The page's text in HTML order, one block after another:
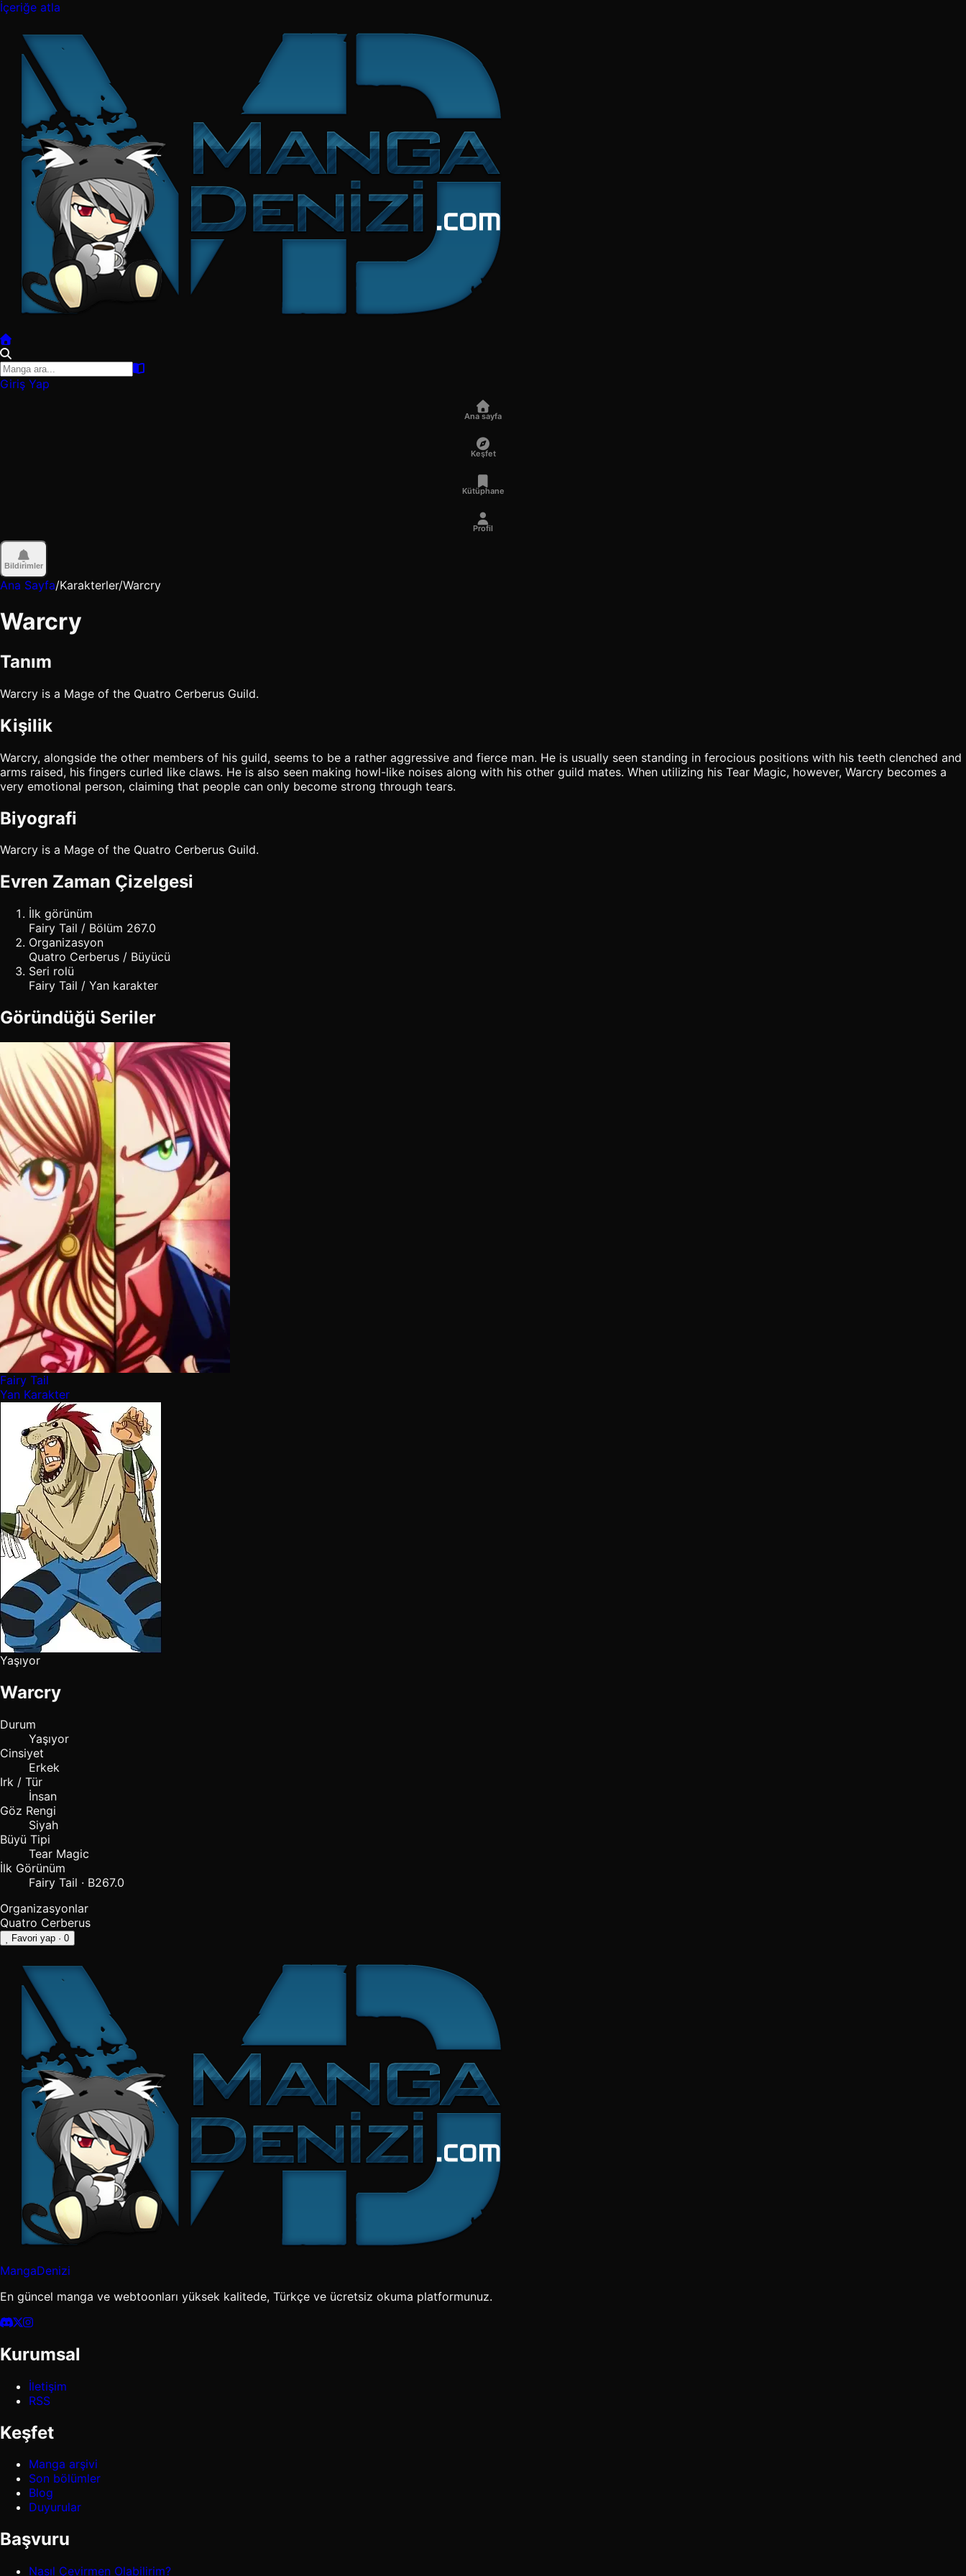
İçeriğe atla
Giriş Yap
Ana sayfa
Keşfet
Kütüphane
Profil
Bildirimler
Ana Sayfa/Karakterler/Warcry
Warcry
Tanım
Warcry is a Mage of the Quatro Cerberus Guild.
Kişilik
Warcry, alongside the other members of his guild, seems to be a rather aggressive and fierce man. He is usually seen standing in ferocious positions with his teeth clenched and
arms raised, his fingers curled like claws. He is also seen making howl-like noises along with his other guild mates. When utilizing his Tear Magic, however, Warcry becomes a
very emotional person, claiming that people can only become strong through tears.
Biyografi
Warcry is a Mage of the Quatro Cerberus Guild.
Evren Zaman Çizelgesi
İlk görünüm
Fairy Tail / Bölüm 267.0
Organizasyon
Quatro Cerberus / Büyücü
Seri rolü
Fairy Tail / Yan karakter
Göründüğü Seriler
Fairy Tail
Yan Karakter
Yaşıyor
Warcry
Durum
Yaşıyor
Cinsiyet
Erkek
Irk / Tür
İnsan
Göz Rengi
Siyah
Büyü Tipi
Tear Magic
İlk Görünüm
Fairy Tail · B267.0
Organizasyonlar
Quatro Cerberus
Favori yap · 0
MangaDenizi
En güncel manga ve webtoonları yüksek kalitede, Türkçe ve ücretsiz okuma platformunuz.
Kurumsal
İletişim
RSS
Keşfet
Manga arşivi
Son bölümler
Blog
Duyurular
Başvuru
Nasıl Çevirmen Olabilirim?